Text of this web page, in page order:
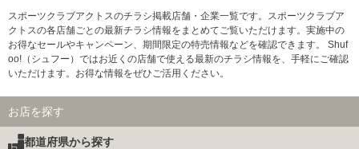
スポーツクラブアクトスのチラシ掲載店舗・企業一覧です。スポーツクラブア
クトスの各店舗ごとの最新チラシ情報をまとめてご覧いただけます。実施中の
お得なセールやキャンペーン、期間限定の特売情報などを確認できます。 Shuf
oo!（シュフー）ではお近くの店舗で使える最新のチラシ情報を、手軽にご確認
いただけます。お得な情報をぜひご活用ください。
お店を探す
都道府県から探す